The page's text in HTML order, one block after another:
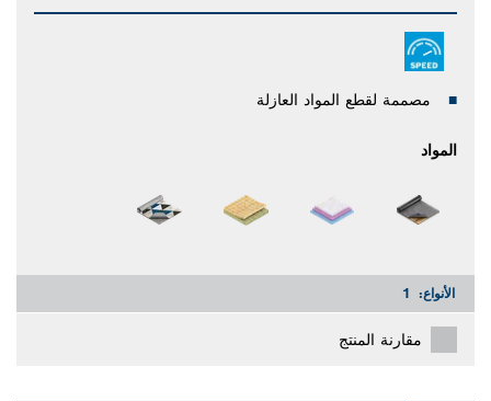
مصممة لقطع المواد العازلة
المواد
الأنواع: 1
مقارنة المنتج